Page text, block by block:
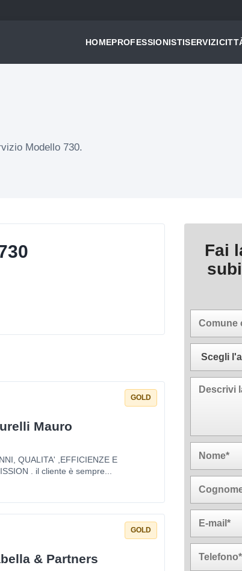
HOMEPROFESSIONISTISERVIZI
Modello 730.
GOLD
Mauro
QUALITA' ,EFFICIENZE E
. il cliente è sempre...
GOLD
& Partners
Fai